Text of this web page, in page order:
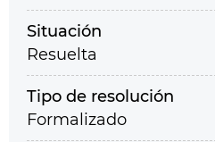
Situación
Resuelta
Tipo de resolución
Formalizado